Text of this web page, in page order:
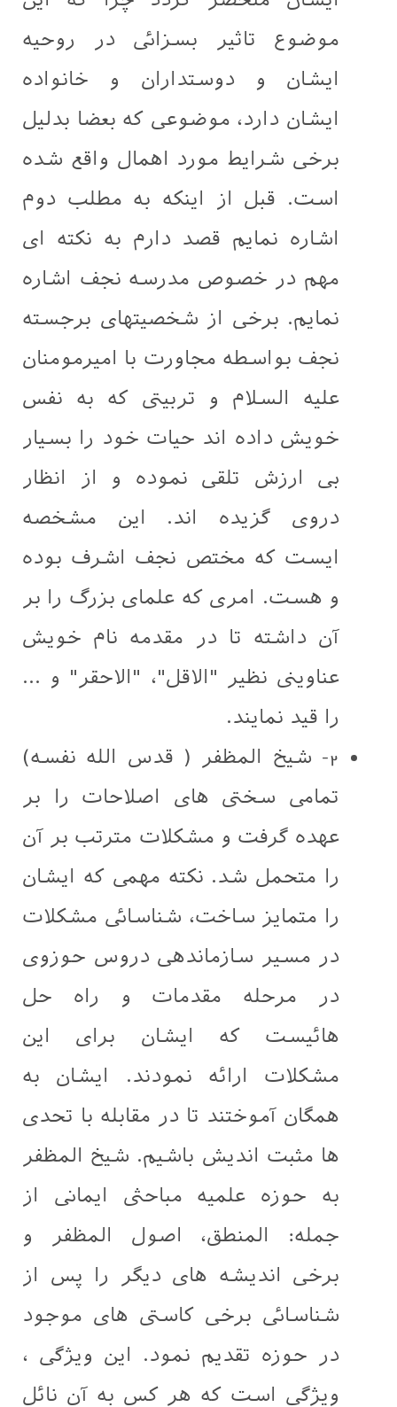
موضوع تاثیر بسزائی در روحیه
ایشان و دوستداران و خانواده
ایشان دارد، موضوعی که بعضا بدلیل
برخی شرایط مورد اهمال واقع شده
است. قبل از اینکه به مطلب دوم
اشاره نمایم قصد دارم به نکته ای
مهم در خصوص مدرسه نجف اشاره
نمایم. برخی از شخصیتهای برجسته
نجف بواسطه مجاورت با امیرمومنان
علیه السلام و تربیتی که به نفس
خویش داده اند حیات خود را بسیار
بی ارزش تلقی نموده و از انظار
دروی گزیده اند. این مشخصه
ایست که مختص نجف اشرف بوده
و هست. امری که علمای بزرگ را بر
آن داشته تا در مقدمه نام خویش
عناوینی نظیر "الاقل"، "الاحقر" و ...
را قید نمایند.
2- شیخ المظفر ( قدس الله نفسه)
تمامی سختی های اصلاحات را بر
عهده گرفت و مشکلات مترتب بر آن
را متحمل شد. نکته مهمی که ایشان
را متمایز ساخت، شناسائی مشکلات
در مسیر سازماندهی دروس حوزوی
در مرحله مقدمات و راه حل
هائیست که ایشان برای این
مشکلات ارائه نمودند. ایشان به
همگان آموختند تا در مقابله با تحدی
ها مثبت اندیش باشیم. شیخ المظفر
به حوزه علمیه مباحثی ایمانی از
جمله: المنطق، اصول المظفر و
برخی اندیشه های دیگر را پس از
شناسائی برخی کاستی های موجود
در حوزه تقدیم نمود. این ویژگی ،
ویژگی است که هر کس به آن نائل